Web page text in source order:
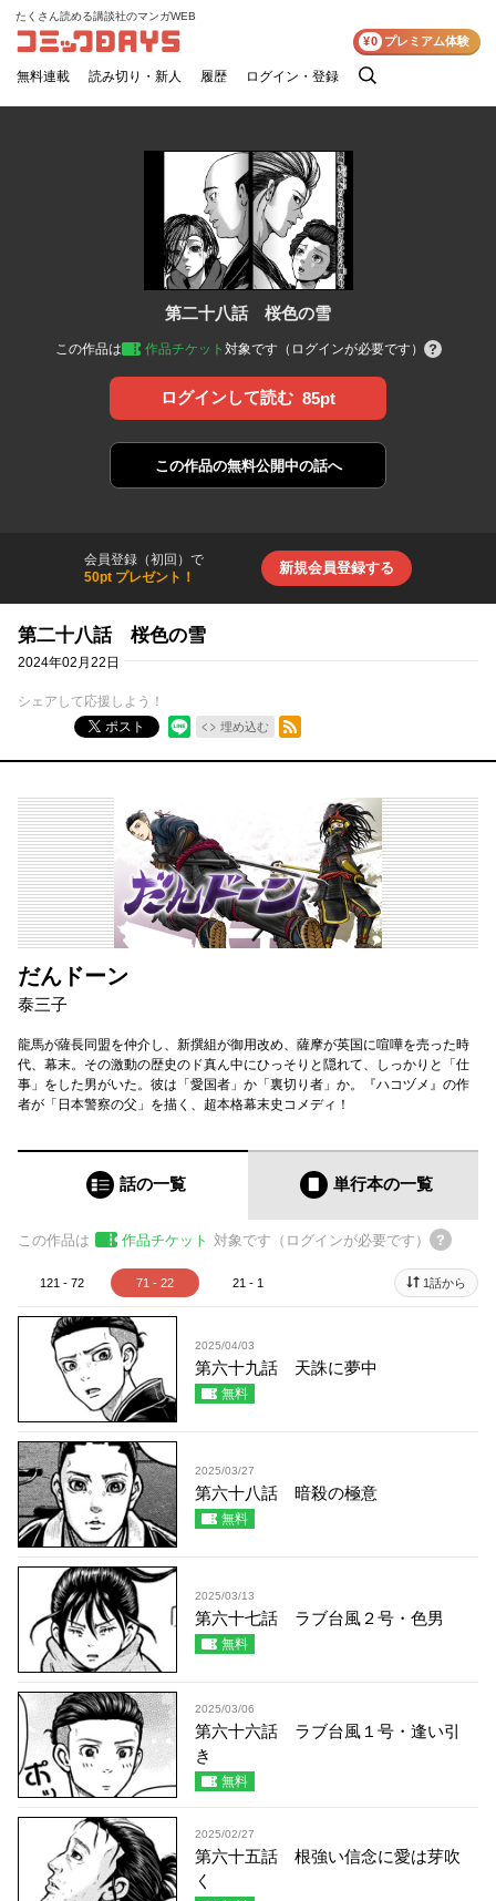
コミックDAYS
たくさん読める講談社のマンガWEB
無料連載 読み切り・新人 履歴 ログイン・登録
検
¥0 プレミアム体験
第二十八話 桜色の雪
この作品は 作品チケット 対象です（ログインが必要です）
ログインして読む 85pt
この作品の無料公開中の話へ
会員登録（初回）で
50pt プレゼント！
新規会員登録する
第二十八話 桜色の雪
2024年02月22日
シェアして応援しよう！
ポスト
埋め込む
RSSフィード
だんドーン
泰三子
龍馬が薩長同盟を仲介し、新撰組が御用改め、薩摩が英国に喧嘩を売った時
代、幕末。その激動の歴史のド真ん中にひっそりと隠れて、しっかりと「仕
事」をした男がいた。彼は「愛国者」か「裏切り者」か。『ハコヅメ』の作
者が「日本警察の父」を描く、超本格幕末史コメディ！
話の一覧 単行本の一覧
この作品は 作品チケット 対象です（ログインが必要です）
121 - 72 71 - 22 21 - 1 1話から
2025/04/03
第六十九話 天誅に夢中
無料
2025/03/27
第六十八話 暗殺の極意
無料
2025/03/13
第六十七話 ラブ台風２号・色男
無料
2025/03/06
第六十六話 ラブ台風１号・逢い引
き
無料
2025/02/27
第六十五話 根強い信念に愛は芽吹
く